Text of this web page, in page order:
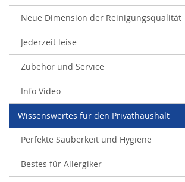
Neue Dimension der Reinigungsqualität
Jederzeit leise
Zubehör und Service
Info Video
Wissenswertes für den Privathaushalt
Perfekte Sauberkeit und Hygiene
Bestes für Allergiker